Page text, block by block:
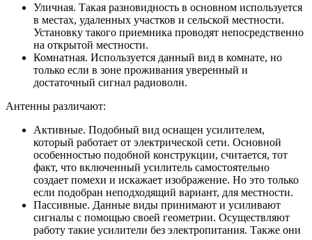
Уличная. Такая разновидность в основном используется
в местах, удаленных участков и сельской местности.
Установку такого приемника проводят непосредственно
на открытой местности.
Комнатная. Используется данный вид в комнате, но
только если в зоне проживания уверенный и
достаточный сигнал радиоволн.
Антенны различают:
Активные. Подобный вид оснащен усилителем,
который работает от электрической сети. Основной
особенностью подобной конструкции, считается, тот
факт, что включенный усилитель самостоятельно
создает помехи и искажает изображение. Но это только
если подобран неподходящий вариант, для местности.
Пассивные. Данные виды принимают и усиливают
сигналы с помощью своей геометрии. Осуществляют
работу такие усилители без электропитания. Также они